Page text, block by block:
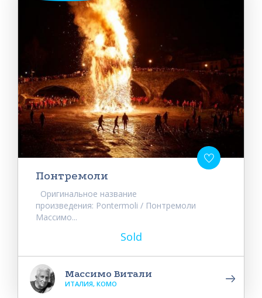
Понтремоли
Оригинальное название
произведения: Pontermoli / Понтремоли
Массимо...
Sold
Массимо Витали
ИТАЛИЯ, КОМО